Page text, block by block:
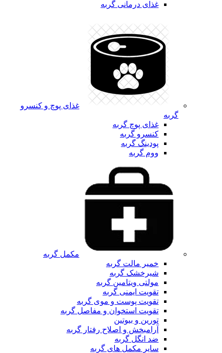
غذای درمانی گربه
غذای پوچ و کنسرو
گربه
غذای پوچ گربه
کنسرو گربه
پودینگ گربه
ووم گربه
مکمل گربه
خمیر مالت گربه
شیرخشک گربه
مولتی ویتامین گربه
تقویت ایمنی گربه
تقویت پوست و موی گربه
تقویت استخوان و مفاصل گربه
تورین و بیوتین
آرامبخش و اصلاح رفتار گربه
ضد انگل گربه
سایر مکمل های گربه